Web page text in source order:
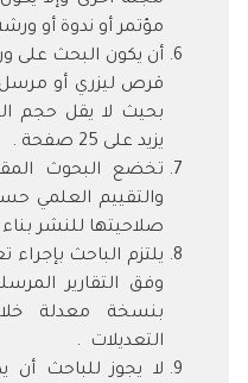
مؤتمر أو ندوة أو
قرص ليزري أو مرسل
يزيد على 25 صفحة .
تخضع البحوث
والتقييم العلمي
صلاحيتها للنشر
يلتزم الباحث
وفق التقارير
بنسخة معدلة
التعديلات .
لا يجوز للباحث